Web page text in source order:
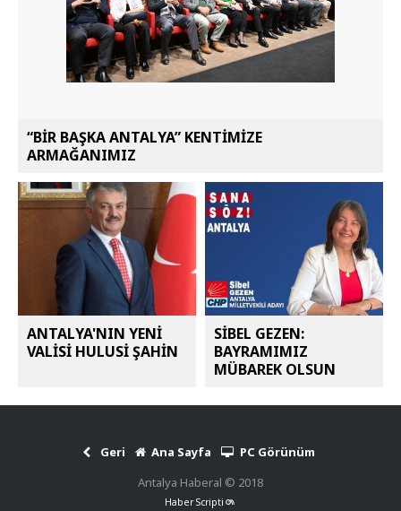
“BİR BAŞKA ANTALYA” KENTİMİZE
ARMAĞANIMIZ
ANTALYA'NIN YENİ
VALİSİ HULUSİ ŞAHİN
SİBEL GEZEN:
BAYRAMIMIZ
MÜBAREK OLSUN
Geri Ana Sayfa
PC Görünüm
Antalya Haberal © 2018
Haber Scripti